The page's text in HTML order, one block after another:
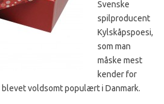
Svenske
spilproducent
Kylskåpspoesi,
som man
måske mest
kender for
blevet voldsomt populært i Danmark.